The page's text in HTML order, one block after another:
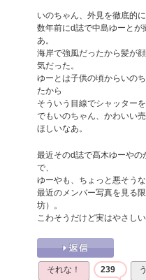
いのちゃん、外見を徹底的
数年前にd誌で中島ゆーとが
あ。
海岸で強風だったから髪が
気だった。
ゆーとは子供の頃からいの
たから
そういう目線でシャッター
でもいのちゃん、かわいい
ほしいなあ。
最近そのd誌で髙木ゆーや
で、
ゆーやも、ちょっと悪そう
最近のメンバー写真を見る
坊）。
こわそうだけど実はやさし
それな！ 239